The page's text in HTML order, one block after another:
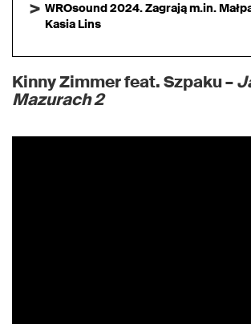
WROsound 2024. Zagrają m.in.
Kasia Lins
Kinny Zimmer feat. Szpaku –
Mazurach 2